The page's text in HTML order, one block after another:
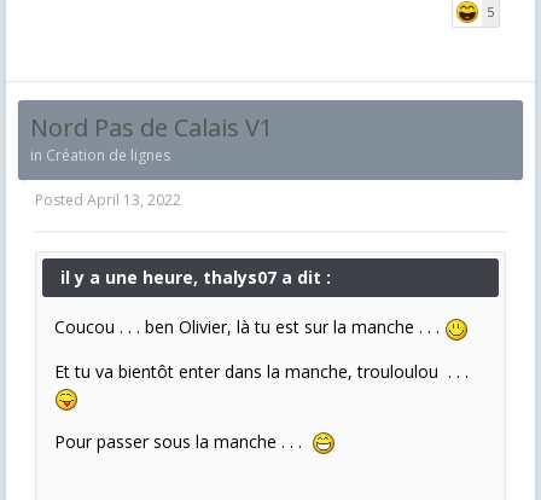
5
Nord Pas de Calais V1
in Création de lignes
Posted April 13, 2022
il y a une heure, thalys07 a dit :
Coucou . . . ben Olivier, là tu est sur la manche . . .
Et tu va bientôt enter dans la manche, trouloulou . . .
Pour passer sous la manche . . .